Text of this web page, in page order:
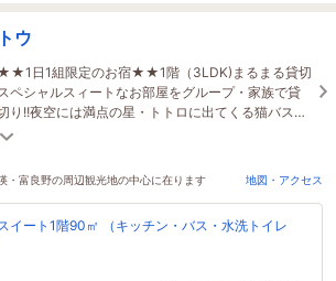
ウ
日1組限定のお宿★★1階（3LDK)まるまる貸切
スペシャルスィートなお部屋をグループ・家族で貸
り!!夜空には満点の星・トトロに出てくる猫バス・
虫たち・カエルの合唱・ノスタルジックな世界
・富良野の周辺観光地の中心に在ります 地図・アクセス
イート1階90㎡ （キッチン・バス・水洗トイレ